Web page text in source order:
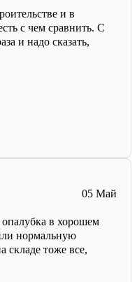
и в
с чем сравнить. С
и надо сказать,
05 Май
в хорошем
нормальную
складе тоже все,